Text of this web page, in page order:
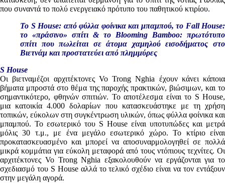
που συναντά το πολύ ενεργειακό πρότυπο του παθητικού κτιρίου.
Το S House: από φύλλα φοίνικα και μπαμπού, το Fall House:
το «πράσινο» σπίτι & το Blooming Bamboo: πρωτότυπο
σπίτι που πωλείται σε άτομα χαμηλού εισοδήματος στο
Βιετνάμ και προστατεύει από πλημμύρες
S House
Οι βιετναμέζοι αρχιτέκτονες Vo Trong Nghia έχουν κάνει κάποια
βήματα μπροστά στο θέμα της παροχής πρακτικών, βιώσιμων, και το
σημαντικότερο, φθηνών σπιτιών. Το αποτέλεσμα είναι το S House,
μια κατοικία 4.000 δολαρίων που κατασκευάστηκε με τη χρήση
τοπικών, εύκολων στη συγκέντρωση υλικών, όπως φύλλα φοίνικα και
μπαμπού. Το εσωτερικό του S House είναι υποτυπώδες και μετρά
μόλις 30 τ.μ., με ένα μεγάλο εσωτερικό χώρο. Το κτίριο είναι
προκατασκευασμένο και μπορεί να αποσυναρμολογηθεί σε πολλά
μικρά κομμάτια για εύκολη μεταφορά από τους ντόπιους τεχνίτες. Οι
αρχιτέκτονες Vo Trong Nghia εξακολουθούν να εργάζονται για το
σχεδιασμό του S House αλλά το τελικό σχέδιο είναι να τον εντάξουν
στην μεγάλη αγορά.